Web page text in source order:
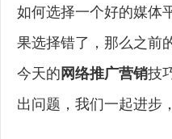
如何选择一个好的媒体
果选择错了，那么之前
今天的 网络推广营销技
出问题，我们一起进步